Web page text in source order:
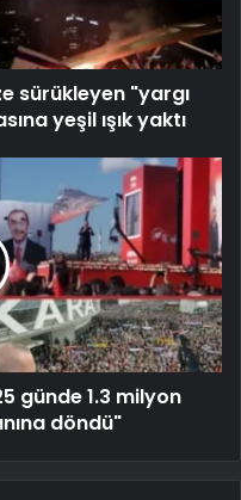
sürükleyen "yargı
yeşil ışık yaktı
günde 1.3 milyon
döndü"